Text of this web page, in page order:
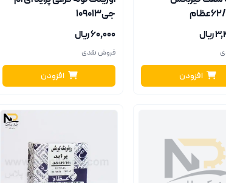
افزودن
جی109013
۶۰٬۰۰۰ ریال
فروش نقدی
افزودن